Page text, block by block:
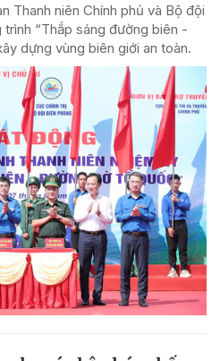
Thanh niên Chính phủ và Bộ đội
“Thắp sáng đường biên -
dựng vùng biên giới an toàn.